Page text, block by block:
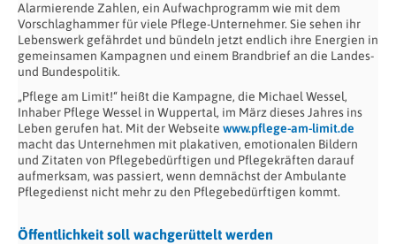
Alarmierende Zahlen, ein Aufwachprogramm wie mit dem
Vorschlaghammer für viele Pflege-Unternehmer. Sie sehen ihr
Lebenswerk gefährdet und bündeln jetzt endlich ihre Energien in
gemeinsamen Kampagnen und einem Brandbrief an die Landes-
und Bundespolitik.
„Pflege am Limit!“ heißt die Kampagne, die Michael Wessel,
Inhaber Pflege Wessel in Wuppertal, im März dieses Jahres ins
Leben gerufen hat. Mit der Webseite www.pflege-am-limit.de
macht das Unternehmen mit plakativen, emotionalen Bildern
und Zitaten von Pflegebedürftigen und Pflegekräften darauf
aufmerksam, was passiert, wenn demnächst der Ambulante
Pflegedienst nicht mehr zu den Pflegebedürftigen kommt.
Öffentlichkeit soll wachgerüttelt werden